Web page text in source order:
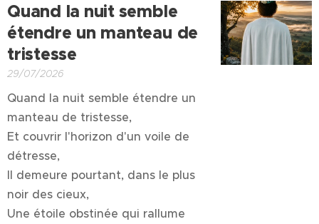
Quand la nuit semble
étendre un manteau de
tristesse
29/07/2026
Quand la nuit semble étendre un
manteau de tristesse,
Et couvrir l'horizon d'un voile de
détresse,
Il demeure pourtant, dans le plus
noir des cieux,
Une étoile obstinée qui rallume